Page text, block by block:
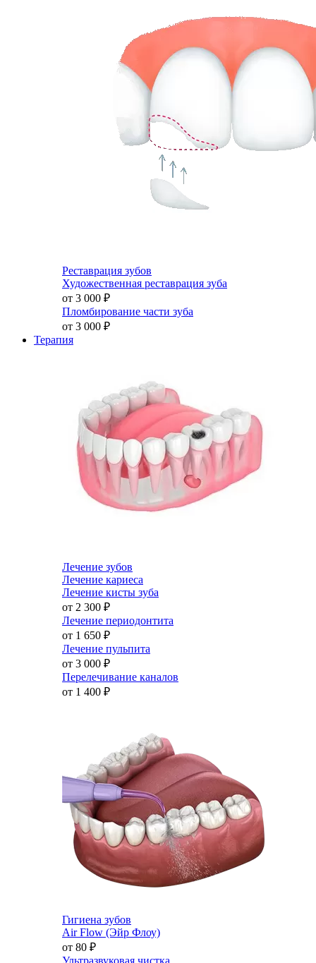
Реставрация зубов
Художественная реставрация зуба
от 3 000 ₽
Пломбирование части зуба
от 3 000 ₽
Терапия
Лечение зубов
Лечение кариеса
Лечение кисты зуба
от 2 300 ₽
Лечение периодонтита
от 1 650 ₽
Лечение пульпита
от 3 000 ₽
Перелечивание каналов
от 1 400 ₽
Гигиена зубов
Air Flow (Эйр Флоу)
от 80 ₽
Ультразвуковая чистка